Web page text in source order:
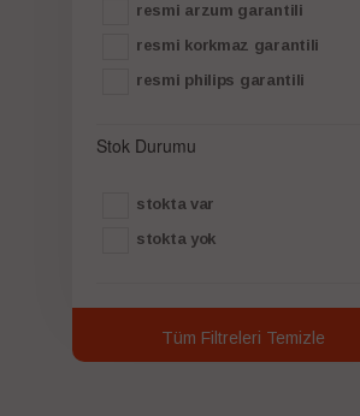
resmi arzum garantili
resmi korkmaz garantili
resmi philips garantili
Stok Durumu
stokta var
stokta yok
Tüm Filtreleri Temizle